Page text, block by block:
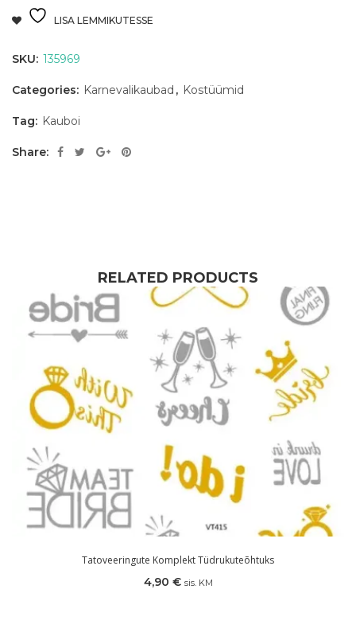
LISA LEMMIKUTESSE
SKU: 135969
Categories: Karnevalikaubad , Kostüümid
Tag: Kauboi
Share:
RELATED PRODUCTS
Tatoveeringute Komplekt Tüdrukuteõhtuks
4,90 € sis. KM